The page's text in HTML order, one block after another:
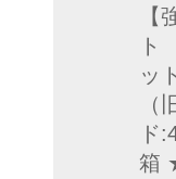
ト
ッ
ド
箱